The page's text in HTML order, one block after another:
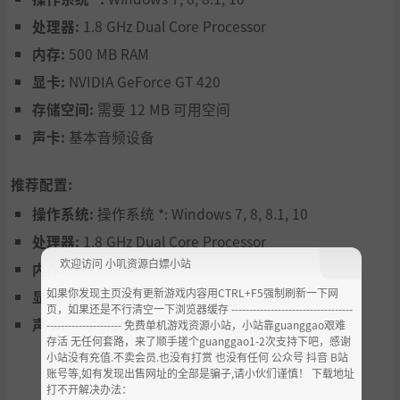
处理器: 1.8 GHz Dual Core Processor
内存: 500 MB RAM
显卡: NVIDIA GeForce GT 420
存储空间: 需要 12 MB 可用空间
声卡: 基本音频设备
推荐配置:
操作系统: 操作系统 *: Windows 7, 8, 8.1, 10
处理器: 1.8 GHz Dual Core Processor
内存:500 MB RAM
显卡:NVIDIA GeForce GT 420
声卡:基本音频设备
欢迎访问 小叽资源白嫖小站
如果你发现主页没有更新游戏内容用CTRL+F5强制刷新一下网
页，如果还是不行清空一下浏览器缓存 ----------------------------------
--------------------- 免费单机游戏资源小站，小站靠guanggao艰难
存活 无任何套路，来了顺手搓个guanggao1-2次支持下吧，感谢
小站没有充值.不卖会员.也没有打赏 也没有任何 公众号 抖音 B站
账号等,如有发现出售网址的全部是骗子,请小伙们谨慎！ 下载地址
打不开解决办法：